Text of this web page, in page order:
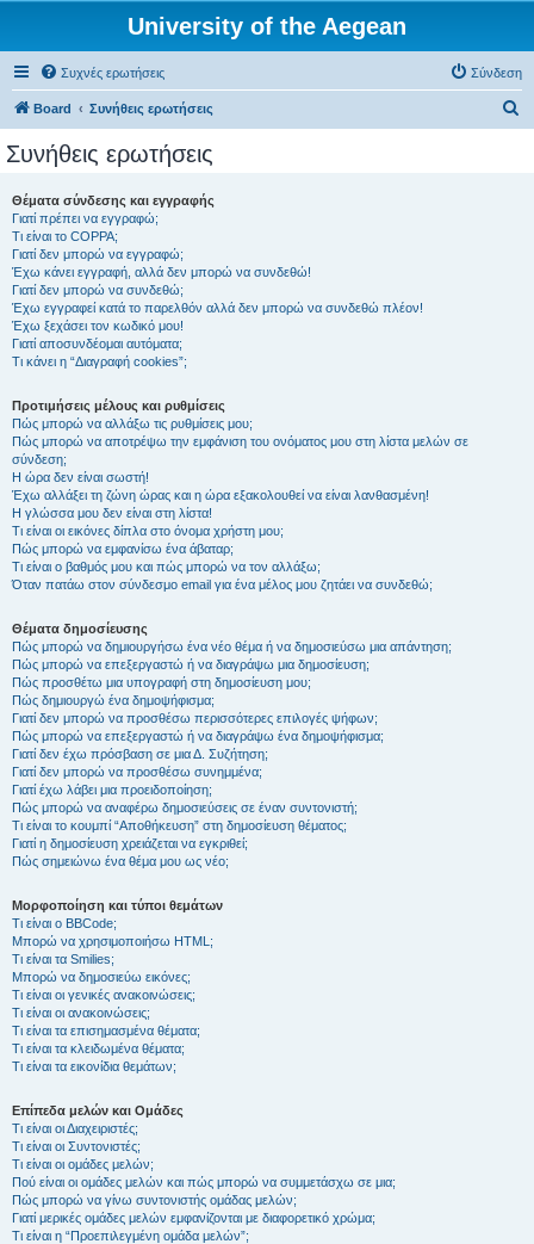
University of the Aegean
Συχνές ερωτήσεις Σύνδεση
Board Συνήθεις ερωτήσεις
Συνήθεις ερωτήσεις
Θέματα σύνδεσης και εγγραφής
Γιατί πρέπει να εγγραφώ;
Τι είναι το COPPA;
Γιατί δεν μπορώ να εγγραφώ;
Έχω κάνει εγγραφή, αλλά δεν μπορώ να συνδεθώ!
Γιατί δεν μπορώ να συνδεθώ;
Έχω εγγραφεί κατά το παρελθόν αλλά δεν μπορώ να συνδεθώ πλέον!
Έχω ξεχάσει τον κωδικό μου!
Γιατί αποσυνδέομαι αυτόματα;
Τι κάνει η “Διαγραφή cookies”;
Προτιμήσεις μέλους και ρυθμίσεις
Πώς μπορώ να αλλάξω τις ρυθμίσεις μου;
Πώς μπορώ να αποτρέψω την εμφάνιση του ονόματος μου στη λίστα μελών σε
σύνδεση;
Η ώρα δεν είναι σωστή!
Έχω αλλάξει τη ζώνη ώρας και η ώρα εξακολουθεί να είναι λανθασμένη!
Η γλώσσα μου δεν είναι στη λίστα!
Τι είναι οι εικόνες δίπλα στο όνομα χρήστη μου;
Πώς μπορώ να εμφανίσω ένα άβαταρ;
Τι είναι ο βαθμός μου και πώς μπορώ να τον αλλάξω;
Όταν πατάω στον σύνδεσμο email για ένα μέλος μου ζητάει να συνδεθώ;
Θέματα δημοσίευσης
Πώς μπορώ να δημιουργήσω ένα νέο θέμα ή να δημοσιεύσω μια απάντηση;
Πώς μπορώ να επεξεργαστώ ή να διαγράψω μια δημοσίευση;
Πώς προσθέτω μια υπογραφή στη δημοσίευση μου;
Πώς δημιουργώ ένα δημοψήφισμα;
Γιατί δεν μπορώ να προσθέσω περισσότερες επιλογές ψήφων;
Πώς μπορώ να επεξεργαστώ ή να διαγράψω ένα δημοψήφισμα;
Γιατί δεν έχω πρόσβαση σε μια Δ. Συζήτηση;
Γιατί δεν μπορώ να προσθέσω συνημμένα;
Γιατί έχω λάβει μια προειδοποίηση;
Πώς μπορώ να αναφέρω δημοσιεύσεις σε έναν συντονιστή;
Τι είναι το κουμπί “Αποθήκευση” στη δημοσίευση θέματος;
Γιατί η δημοσίευση χρειάζεται να εγκριθεί;
Πώς σημειώνω ένα θέμα μου ως νέο;
Μορφοποίηση και τύποι θεμάτων
Τι είναι ο BBCode;
Μπορώ να χρησιμοποιήσω HTML;
Τι είναι τα Smilies;
Μπορώ να δημοσιεύω εικόνες;
Τι είναι οι γενικές ανακοινώσεις;
Τι είναι οι ανακοινώσεις;
Τι είναι τα επισημασμένα θέματα;
Τι είναι τα κλειδωμένα θέματα;
Τι είναι τα εικονίδια θεμάτων;
Επίπεδα μελών και Ομάδες
Τι είναι οι Διαχειριστές;
Τι είναι οι Συντονιστές;
Τι είναι οι ομάδες μελών;
Πού είναι οι ομάδες μελών και πώς μπορώ να συμμετάσχω σε μια;
Πώς μπορώ να γίνω συντονιστής ομάδας μελών;
Γιατί μερικές ομάδες μελών εμφανίζονται με διαφορετικό χρώμα;
Τι είναι η “Προεπιλεγμένη ομάδα μελών”;